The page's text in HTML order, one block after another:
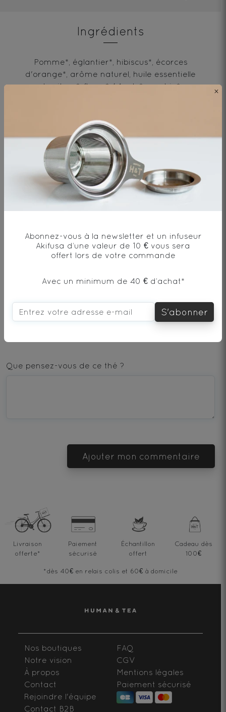
Ingrédients
Pomme*, églantier*, hibiscus*, écorces
d'orange*, arôme naturel, huile essentielle
de citron*, fleurs* / Apple*, rosehip*,
* produit issu de l'agriculture biologique
Envie de changement?
vous aimerez aussi...
AJOUTER UN COMMENTAIRE
star
—
—
stars
Que pensez-vous de ce thé ?
Ajouter mon commentaire
×
Abonnez-vous à la newsletter et un infuseur
Akifusa d’une valeur de 10 € vous sera
offert lors de votre commande
Avec un minimum de 40 € d’achat*
S'abonner
Livraison
offerte*
Paiement
sécurisé
Échantillon
offert
Cadeau dès
100€
*dès 40€ en relais colis et 60€ à domicile
Nos boutiques
Notre vision
À propos
Contact
Rejoindre l'équipe
Contact B2B
FAQ
CGV
Mentions légales
Paiement sécurisé